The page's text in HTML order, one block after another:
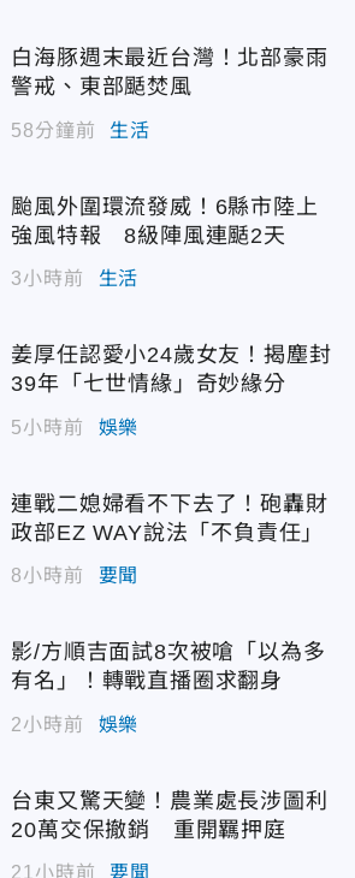
白海豚週末最近台灣！北部豪雨
警戒、東部颳焚風
58分鐘前 生活
颱風外圍環流發威！6縣市陸上
強風特報 8級陣風連颳2天
3小時前 生活
姜厚任認愛小24歲女友！揭塵封
39年「七世情緣」奇妙緣分
5小時前 娛樂
連戰二媳婦看不下去了！砲轟財
政部EZ WAY說法「不負責任」
8小時前 要聞
影/方順吉面試8次被嗆「以為多
有名」！轉戰直播圈求翻身
2小時前 娛樂
台東又驚天變！農業處長涉圖利
20萬交保撤銷 重開羈押庭
21小時前 要聞